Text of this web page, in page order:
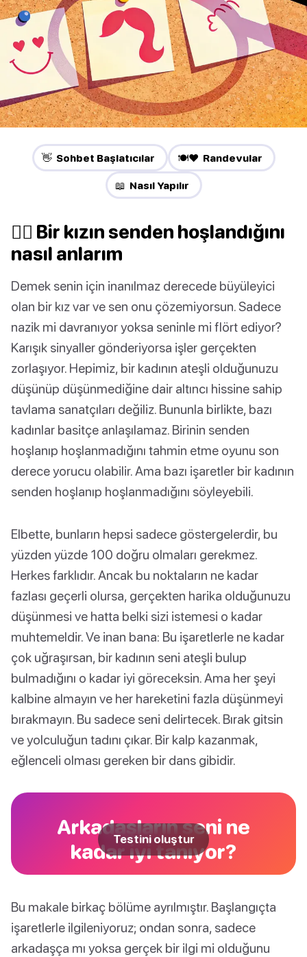
👋 Sohbet Başlatıcılar 🍽️❤️ Randevular
📖 Nasıl Yapılır
🙋‍♀️ Bir kızın senden hoşlandığını
nasıl anlarım
Demek senin için inanılmaz derecede büyüleyici
olan bir kız var ve sen onu çözemiyorsun. Sadece
nazik mi davranıyor yoksa seninle mi flört ediyor?
Karışık sinyaller gönderiyorsa işler gerçekten
zorlaşıyor. Hepimiz, bir kadının ateşli olduğunuzu
düşünüp düşünmediğine dair altıncı hissine sahip
tavlama sanatçıları değiliz. Bununla birlikte, bazı
kadınlar basitçe anlaşılamaz. Birinin senden
hoşlanıp hoşlanmadığını tahmin etme oyunu son
derece yorucu olabilir. Ama bazı işaretler bir kadının
senden hoşlanıp hoşlanmadığını söyleyebili.
Elbette, bunların hepsi sadece göstergelerdir, bu
yüzden yüzde 100 doğru olmaları gerekmez.
Herkes farklıdır. Ancak bu noktaların ne kadar
fazlası geçerli olursa, gerçekten harika olduğunuzu
düşünmesi ve hatta belki sizi istemesi o kadar
muhtemeldir. Ve inan bana: Bu işaretlerle ne kadar
çok uğraşırsan, bir kadının seni ateşli bulup
bulmadığını o kadar iyi göreceksin. Ama her şeyi
kalbine almayın ve her hareketini fazla düşünmeyi
bırakmayın. Bu sadece seni delirtecek. Bırak gitsin
ve yolculuğun tadını çıkar. Bir kalp kazanmak,
eğlenceli olması gereken bir dans gibidir.
Arkadaşların seni ne
kadar iyi tanıyor?
Testini oluştur
Bu makale birkaç bölüme ayrılmıştır. Başlangıçta
işaretlerle ilgileniyoruz; ondan sonra, sadece
arkadaşça mı yoksa gerçek bir ilgi mi olduğunu